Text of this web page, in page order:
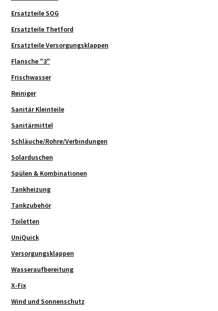
Ersatzteile SOG
Ersatzteile Thetford
Ersatzteile Versorgungsklappen
Flansche "3"
Frischwasser
Reiniger
Sanitär Kleinteile
Sanitärmittel
Schläuche/Rohre/Verbindungen
Solarduschen
Spülen & Kombinationen
Tankheizung
Tankzubehör
Toiletten
UniQuick
Versorgungsklappen
Wasseraufbereitung
X-Fix
Wind und Sonnenschutz